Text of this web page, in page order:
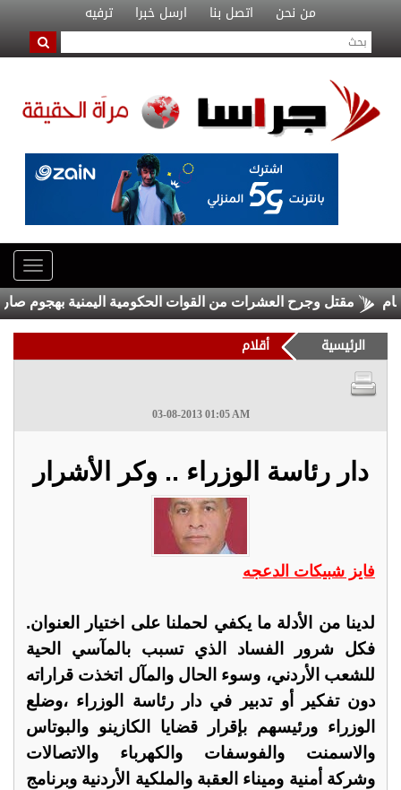
من نحن اتصل بنا ارسل خبرا ترفيه
مقتل وجرح العشرات من القوات الحكومية اليمنية بهجوم
الرئيسية أقلام
03-08-2013 01:05 AM
دار رئاسة الوزراء .. وكر الأشرار
فايز شبيكات الدعجه
لدينا من الأدلة ما يكفي لحملنا على اختيار العنوان.
فكل شرور الفساد الذي تسبب بالمآسي الحية
للشعب الأردني، وسوء الحال والمآل اتخذت قراراته
دون تفكير أو تدبير في دار رئاسة الوزراء ،وضلع
الوزراء ورئيسهم بإقرار قضايا الكازينو والبوتاس
والاسمنت والفوسفات والكهرباء والاتصالات
وشركة أمنية وميناء العقبة والملكية الأردنية وبرنامج